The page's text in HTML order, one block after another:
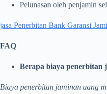
Pelunasan oleh penjamin
jasa Penerbitan Bank Garansi
FAQ
Berapa biaya penerbitan
Biaya penerbitan jaminan uang